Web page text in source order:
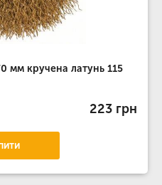
мм кручена латунь 115
223 грн